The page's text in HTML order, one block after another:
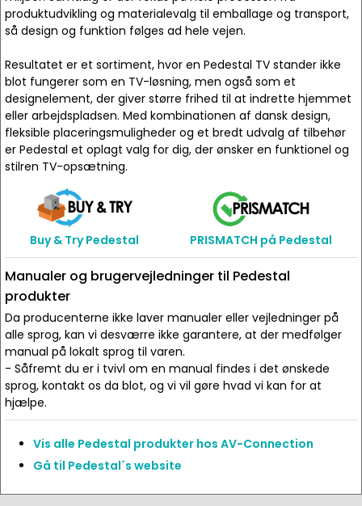
produktudvikling og materialevalg til emballage og transport,
så design og funktion følges ad hele vejen.
Resultatet er et sortiment, hvor en Pedestal TV stander ikke
blot fungerer som en TV-løsning, men også som et
designelement, der giver større frihed til at indrette hjemmet
eller arbejdspladsen. Med kombinationen af dansk design,
fleksible placeringsmuligheder og et bredt udvalg af tilbehør
er Pedestal et oplagt valg for dig, der ønsker en funktionel og
stilren TV-opsætning.
Buy & Try Pedestal PRISMATCH på Pedestal
Manualer og brugervejledninger til Pedestal
produkter
Da producenterne ikke laver manualer eller vejledninger på
alle sprog, kan vi desværre ikke garantere, at der medfølger
manual på lokalt sprog til varen.
- Såfremt du er i tvivl om en manual findes i det ønskede
sprog, kontakt os da blot, og vi vil gøre hvad vi kan for at
hjælpe.
Vis alle Pedestal produkter hos AV-Connection
Gå til Pedestal´s website